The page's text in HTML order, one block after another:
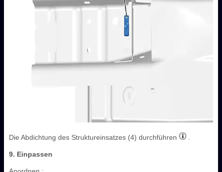
Die Abdichtung des Struktureinsatzes (4) durchführen
9. Einpassen